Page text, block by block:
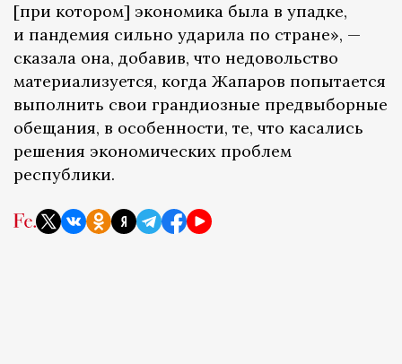
[при котором] экономика была в упадке,
и пандемия сильно ударила по стране», —
сказала она, добавив, что недовольство
материализуется, когда Жапаров попытается
выполнить свои грандиозные предвыборные
обещания, в особенности, те, что касались
решения экономических проблем
республики.